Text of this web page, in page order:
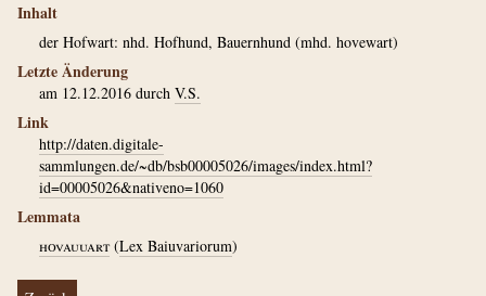
Inhalt
der Hofwart: nhd. Hofhund, Bauernhund (mhd. hovewart)
Letzte Änderung
am 12.12.2016 durch V.S.
Link
http://daten.digitale-
sammlungen.de/~db/bsb00005026/images/index.html?
id=00005026&nativeno=1060
Lemmata
hovauuart(Lex Baiuvariorum)